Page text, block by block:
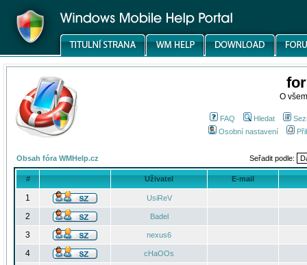
O
FAQ Hledat
Osobní nastavení
Obsah fóra WMHelp.cz Seřadit podle:
# Uživatel E-mail
1 UsiReV
2 Badel
3 nexus6
4 cHaOOs